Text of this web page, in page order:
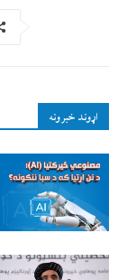
اړوند خبرونه